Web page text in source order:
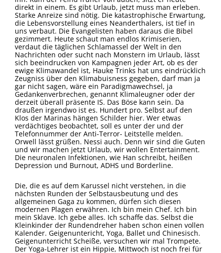
direkt in einem. Es gibt Urlaub, jetzt muss man erleben.
Starke Anreize sind nötig. Die katastrophische Erwartung,
die Lebensvorstellung eines Neanderthalers, ist tief in
uns verbaut. Die Evangelisten haben daraus die Bibel
gezimmert. Heute schaut man endlos Krimiserien,
verdaut die täglichen Schlamassel der Welt in den
Nachrichten oder sucht nach Monstern im Urlaub, lässt
sich beeindrucken von Kampagnen jeder Art, ob es der
ewige Klimawandel ist, Hauke Trinks hat uns eindrücklich
Zeugniss über den Klimabuisness gegeben, darf man ja
gar nicht sagen, wäre ein Paradigmawechsel, ja
Gedankenverbrechen, genannt Klimaleugner oder der
derzeit überall präsente IS. Das Böse kann sein. Da
draußen irgendwo ist es. Hundert pro. Selbst auf den
Klos der Marinas hängen Schilder hier. Wer etwas
verdächtiges beobachtet, soll es unter der und der
Telefonnummer der Anti-Terror- Leitstelle melden.
Orwell lässt grüßen. Nessi auch. Denn wir sind die Guten
und wir machen jetzt Urlaub, wir wollen Entertainment.
Die neuronalen Infektionen, wie Han schreibt, heißen
Depression und Burnout, ADHS und Borderline.
Die, die es auf dem Karussel nicht verstehen, in die
nächsten Runden der Selbstausbeutung und des
allgemeinen Gaga zu kommen, dürfen sich diesen
modernen Plagen erwähren. Ich bin mein Chef. Ich bin
mein Sklave. Ich gebe alles. Ich schaffe das. Selbst die
Kleinkinder der Rundendreher haben schon einen vollen
Kalender. Geigenuntericht, Yoga, Ballet und Chinesisch.
Geigenunterricht Scheiße, versuchen wir mal Trompete.
Der Yoga-Lehrer ist ein Hippie, Mittwoch ist noch frei für